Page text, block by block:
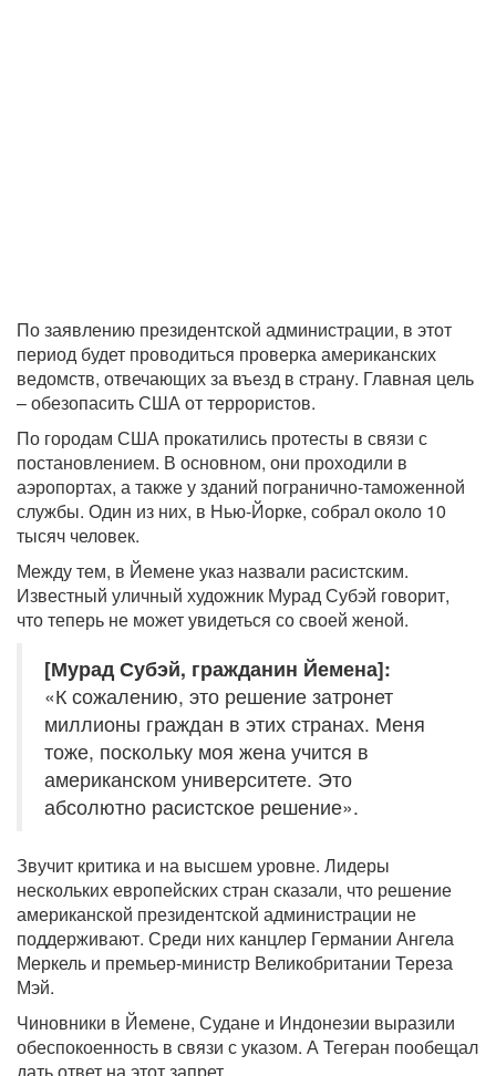
По заявлению президентской администрации, в этот
период будет проводиться проверка американских
ведомств, отвечающих за въезд в страну. Главная цель
– обезопасить США от террористов.
По городам США прокатились протесты в связи с
постановлением. В основном, они проходили в
аэропортах, а также у зданий погранично-таможенной
службы. Один из них, в Нью-Йорке, собрал около 10
тысяч человек.
Между тем, в Йемене указ назвали расистским.
Известный уличный художник Мурад Субэй говорит,
что теперь не может увидеться со своей женой.
[Мурад Субэй, гражданин Йемена]:
«К сожалению, это решение затронет
миллионы граждан в этих странах. Меня
тоже, поскольку моя жена учится в
американском университете. Это
абсолютно расистское решение».
Звучит критика и на высшем уровне. Лидеры
нескольких европейских стран сказали, что решение
американской президентской администрации не
поддерживают. Среди них канцлер Германии Ангела
Меркель и премьер-министр Великобритании Тереза
Мэй.
Чиновники в Йемене, Судане и Индонезии выразили
обеспокоенность в связи с указом. А Тегеран пообещал